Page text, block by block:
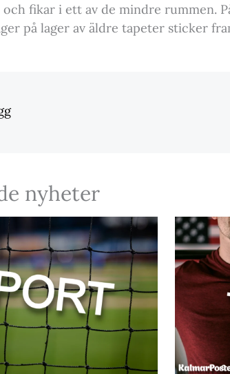
fikar i ett av de mindre rummen.
på lager av äldre tapeter sticker
nyheter